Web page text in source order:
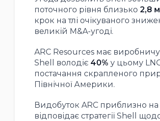
поточного рівня близько 2,8
крок на тлі очікуваного
великій M&A-угоді.
ARC Resources має виробничу
Shell володіє 40% у цьому
постачання скрапленого
Північної Америки.
Видобуток ARC приблизно на
відповідає стратегії Shell